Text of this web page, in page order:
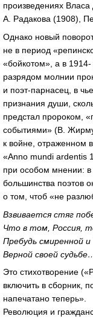
произведениях
А. Радакова (1908),
Однако новый
не в период
«бойкотом», а в
разрядом молнии
и поэт-парнасец , в
признания души,
предстал пророком,
событиями» (В.
к войне, отраженном
«Anno mundi ardentis
при особом мнении: в
большинства поэтов
о том, чтоб «не
Взвивается стяг
Что в том, Россия,
Пребудь смиренной
Верной своей
Это стихотворение
включить в сборник,
напечатано теперь».
Революция и